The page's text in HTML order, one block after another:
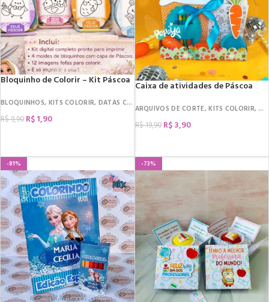
Bloquinho de Colorir – Kit Páscoa
BLOQUINHOS, KITS COLORIR, DATAS COMEMORATIVAS
R$9,90 R$1,90
Caixa de atividades de Páscoa
ARQUIVOS DE CORTE,KITS COLORIR,
R$19,90 R$3,90
-81% -73%